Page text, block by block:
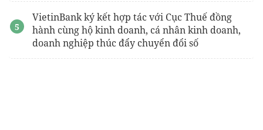
VietinBank ký kết hợp tác với Cục Thuế đồng
hành cùng hộ kinh doanh, cá nhân kinh doanh,
doanh nghiệp thúc đẩy chuyển đổi số